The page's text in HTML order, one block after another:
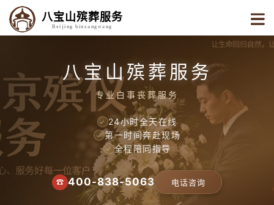
八宝山殡葬服务
Beijing binzangwang
八宝山殡葬服务
专业白事丧葬服务
✓ 24小时全天在线
✓ 第一时间奔赴现场
✓ 全程陪同指导
☎ 400-838-5063 电话咨询